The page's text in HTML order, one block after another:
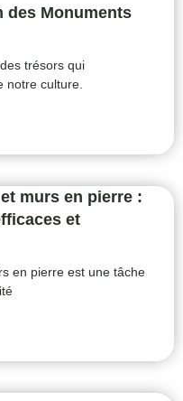
des Monuments
trésors qui
notre culture.
murs en pierre :
et
en pierre est une tâche